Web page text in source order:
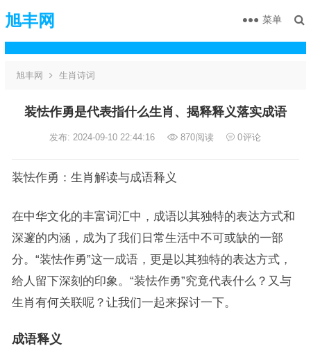
旭丰网 菜单
旭丰网 生肖诗词
装怯作勇是代表指什么生肖、揭释释义落实成语
发布: 2024-09-10 22:44:16 870阅读 0评论
装怯作勇：生肖解读与成语释义
在中华文化的丰富词汇中，成语以其独特的表达方式和
深邃的内涵，成为了我们日常生活中不可或缺的一部
分。“装怯作勇”这一成语，更是以其独特的表达方式，
给人留下深刻的印象。“装怯作勇”究竟代表什么？又与
生肖有何关联呢？让我们一起来探讨一下。
成语释义